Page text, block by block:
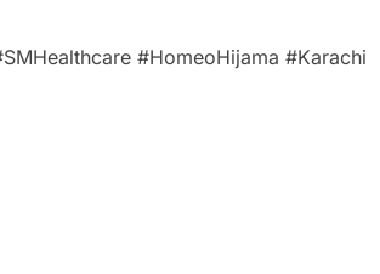
#HomeoHijama #Karachi